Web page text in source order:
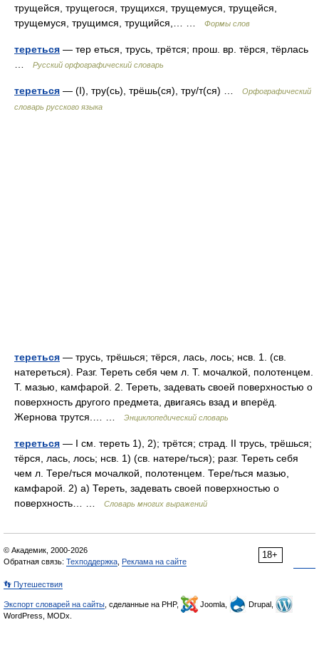
трущейся, трущегося, трущихся, трущемуся, трущейся,
трущемуся, трущимся, трущийся,… …
Формы слов
тереться — тер еться, трусь, трётся; прош. вр. тёрся, тёрлась
Русский орфографический словарь
тереться — (I), тру(сь), трёшь(ся), тру/т(ся) …
Орфографический
словарь русского языка
тереться — трусь, трёшься; тёрся, лась, лось; нсв. 1. (св.
натереться). Разг. Тереть себя чем л. Т. мочалкой, полотенцем.
Т. мазью, камфарой. 2. Тереть, задевать своей поверхностью о
поверхность другого предмета, двигаясь взад и вперёд.
Жернова трутся.… …
Энциклопедический словарь
тереться — I см. тереть 1), 2); трётся; страд. II трусь, трёшься;
тёрся, лась, лось; нсв. 1) (св. натере/ться); разг. Тереть себя
чем л. Тере/ться мочалкой, полотенцем. Тере/ться мазью,
камфарой. 2) а) Тереть, задевать своей поверхностью о
поверхность… …
Словарь многих выражений
18+
© Академик, 2000-2026
Обратная связь: Техподдержка Реклама на сайте
👣 Путешествия
Экспорт словарей на сайты , сделанные на PHP, Joomla,
Drupal,
WordPress, MODx.